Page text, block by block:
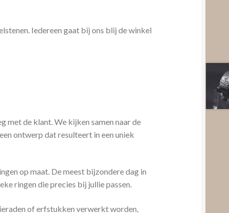
Iedereen gaat bij ons blij de winkel
met de klant. We kijken samen naar de
ontwerp dat resulteert in een uniek
op maat. De meest bijzondere dag in
ringen die precies bij jullie passen.
of erfstukken verwerkt worden,